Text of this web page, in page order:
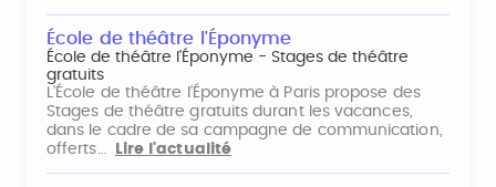
École de théâtre l'Éponyme
École de théâtre l'Éponyme - Stages de théâtre
gratuits
L'École de théâtre l'Éponyme à Paris propose des
Stages de théâtre gratuits durant les vacances,
dans le cadre de sa campagne de communication,
offerts…
Lire l'actualité